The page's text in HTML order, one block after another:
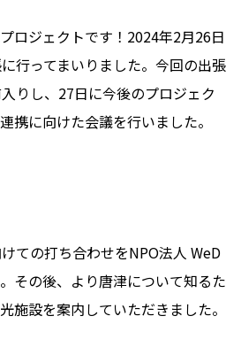
ロジェクトです！2024年2月26日
行ってまいりました。今回の出張
りし、27日に今後のプロジェク
携に向けた会議を行いました。
ての打ち合わせをNPO法人 WeD
その後、より唐津について知るた
施設を案内していただきました。